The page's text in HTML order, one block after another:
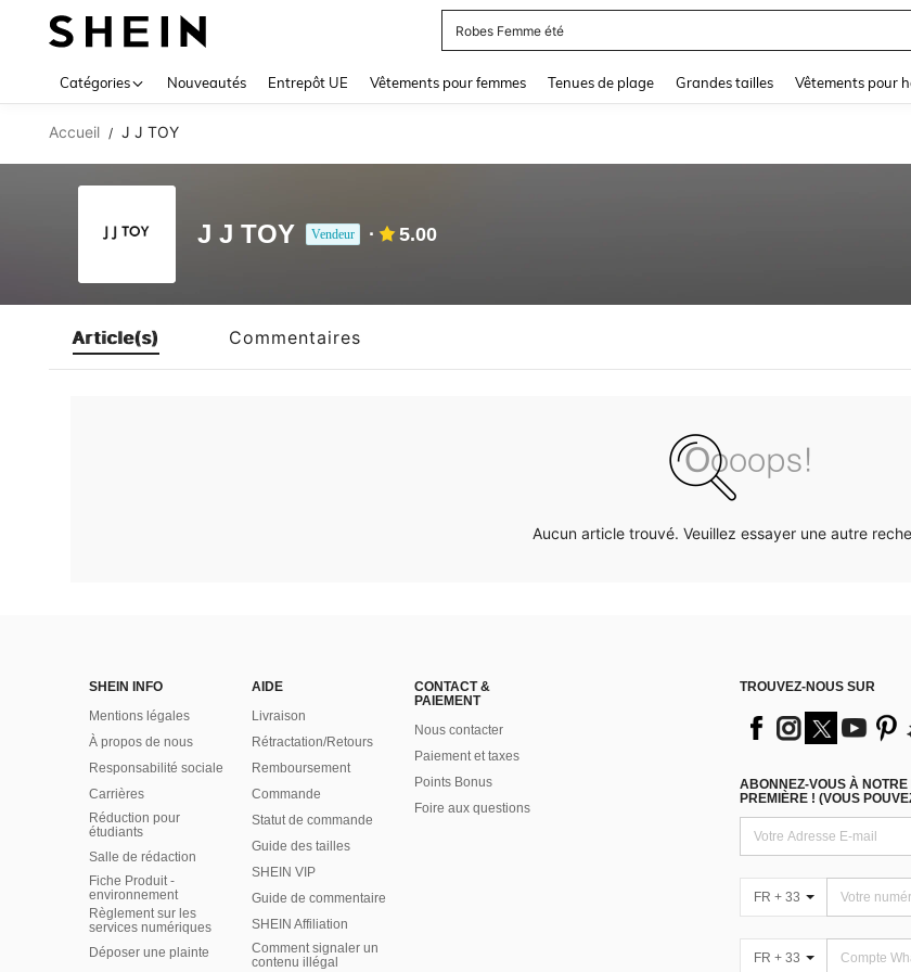
Robes Femme été
Catégories Nouveautés Entrepôt UE Vêtements pour femmes Tenues de plage Grandes tailles Vêtements pour
Accueil / J J TOY
J J TOY Vendeur 5.00
Article(s) Commentaires
Aucun article trouvé. Veuillez essayer une autre
SHEIN INFO
Mentions légales
À propos de nous
Responsabilité sociale
Carrières
Réduction pour
étudiants
Salle de rédaction
Fiche Produit -
environnement
Règlement sur les
services numériques
Déposer une plainte
AIDE
Livraison
Rétractation/Retours
Remboursement
Commande
Statut de commande
Guide des tailles
SHEIN VIP
Guide de commentaire
SHEIN Affiliation
Comment signaler un
contenu illégal
CONTACT &
PAIEMENT
Nous contacter
Paiement et taxes
Points Bonus
Foire aux questions
TROUVEZ-NOUS SUR
ABONNEZ-VOUS À
PREMIÈRE ! (VOUS
FR + 33
FR + 33